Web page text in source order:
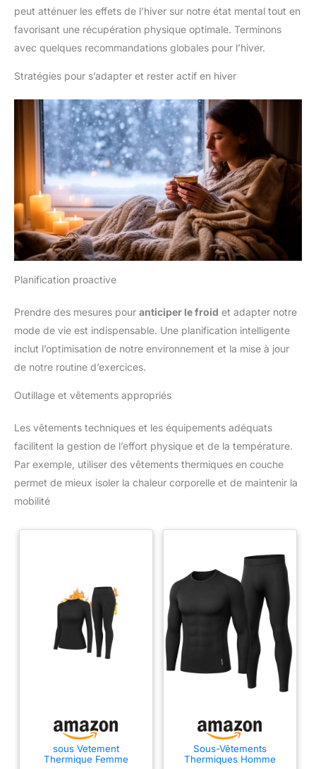
peut atténuer les effets de l’hiver sur notre état mental tout en
favorisant une récupération physique optimale. Terminons
avec quelques recommandations globales pour l’hiver.
Stratégies pour s’adapter et rester actif en hiver
Planification proactive
Prendre des mesures pour anticiper le froid et adapter notre
mode de vie est indispensable. Une planification intelligente
inclut l’optimisation de notre environnement et la mise à jour
de notre routine d’exercices.
Outillage et vêtements appropriés
Les vêtements techniques et les équipements adéquats
facilitent la gestion de l’effort physique et de la température.
Par exemple, utiliser des vêtements thermiques en couche
permet de mieux isoler la chaleur corporelle et de maintenir la
mobilité
sous Vetement
Thermique Femme
Sous-Vêtements
Thermiques Homme